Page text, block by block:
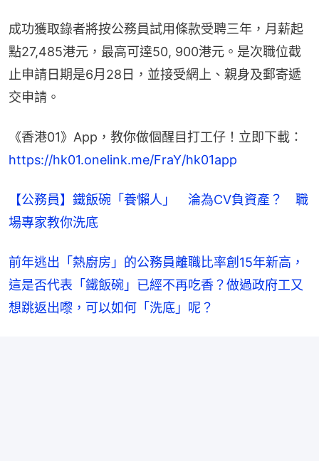
成功獲取錄者將按公務員試用條款受聘三年，月薪起
點27,485港元，最高可達50, 900港元。是次職位截
止申請日期是6月28日，並接受網上、親身及郵寄遞
交申請。
《香港01》App，教你做個醒目打工仔！立即下載：
https://hk01.onelink.me/FraY/hk01app
【公務員】鐵飯碗「養懶人」　淪為CV負資產？　職
場專家教你洗底
前年逃出「熱廚房」的公務員離職比率創15年新高，
這是否代表「鐵飯碗」已經不再吃香？做過政府工又
想跳返出嚟，可以如何「洗底」呢？